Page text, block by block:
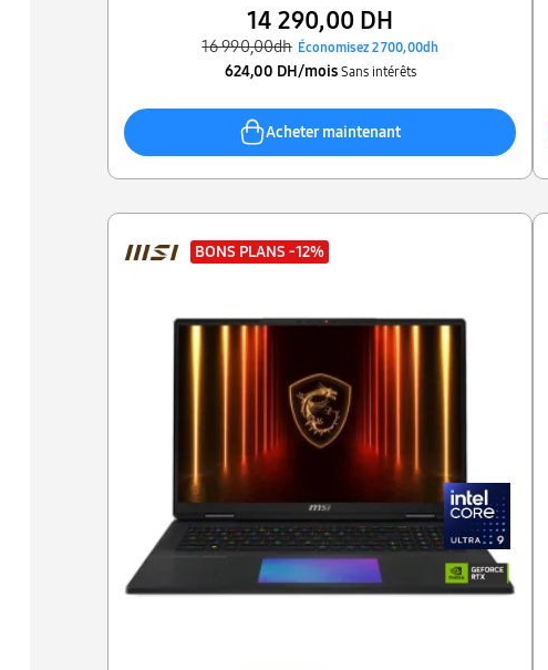
14 290,00 DH
16 990,00dh Économisez 2 700,00dh
624,00 DH/mois Sans intérêts
Acheter maintenant
BONS PLANS -12%